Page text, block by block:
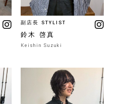
副店長 STYLIST
鈴木 啓真
Keishin Suzuki